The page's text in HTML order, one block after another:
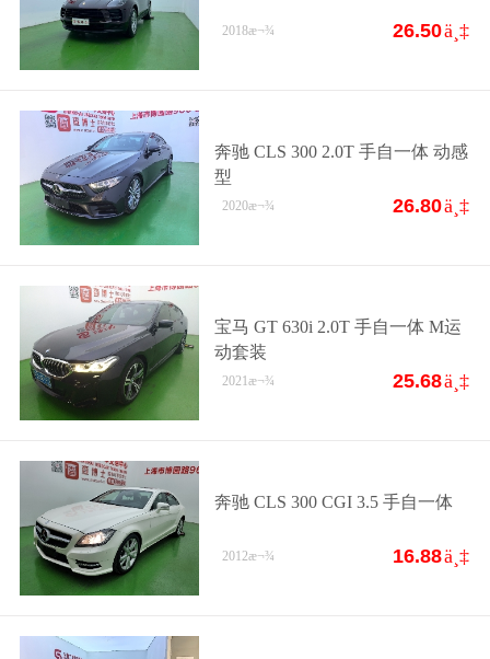
26.50ä¸‡
2018æ¬¾
奔驰 CLS 300 2.0T 手自一体 动感
型
26.80ä¸‡
2020æ¬¾
宝马 GT 630i 2.0T 手自一体 M运
动套装
25.68ä¸‡
2021æ¬¾
奔驰 CLS 300 CGI 3.5 手自一体
16.88ä¸‡
2012æ¬¾